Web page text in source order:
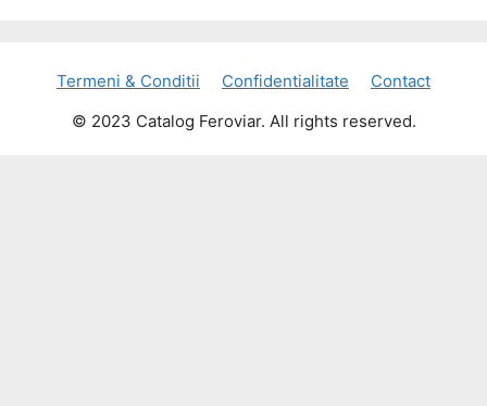
Termeni & Conditii Confidentialitate
Contact
© 2023 Catalog Feroviar. All rights reserved.